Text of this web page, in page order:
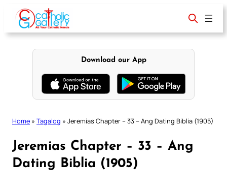
content
Download our App
Home » Tagalog » Jeremias Chapter – 33 – Ang Dating Biblia (1905)
Jeremias Chapter – 33 – Ang
Dating Biblia (1905)